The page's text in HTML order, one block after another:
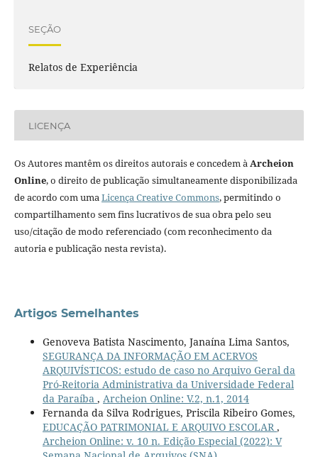
SEÇÃO
Relatos de Experiência
LICENÇA
Os Autores mantêm os direitos autorais e concedem àArcheion
Online, o direito de publicação simultaneamente disponibilizada
de acordo com umaLicença Creative Commons, permitindo o
compartilhamento sem fins lucrativos de sua obra pelo seu
uso/citação de modo referenciado (com reconhecimento da
autoria e publicação nesta revista).
Artigos Semelhantes
Genoveva Batista Nascimento, Janaína Lima Santos,
SEGURANÇA DA INFORMAÇÃO EM ACERVOS
ARQUIVÍSTICOS: estudo de caso no Arquivo Geral da
Pró-Reitoria Administrativa da Universidade Federal
da Paraíba , Archeion Online: V.2, n.1, 2014
Fernanda da Silva Rodrigues, Priscila Ribeiro Gomes,
EDUCAÇÃO PATRIMONIAL E ARQUIVO ESCOLAR,
Archeion Online: v. 10 n. Edição Especial (2022): V